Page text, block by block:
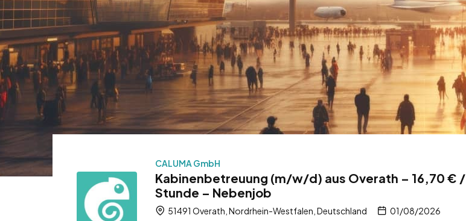
CALUMA GmbH
Kabinenbetreuung (m/w/d) aus Overath – 16,70 € /
Stunde – Nebenjob
51491 Overath, Nordrhein-Westfalen, Deutschland 01/08/2026